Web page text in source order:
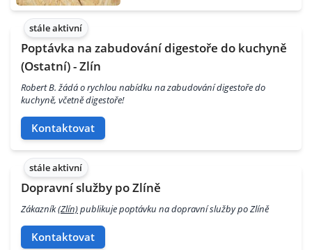
stále aktivní
Poptávka na zabudování digestoře do kuchyně
(Ostatní) - Zlín
Robert B. žádá o rychlou nabídku na zabudování digestoře do
kuchyně, včetně digestoře!
Kontaktovat
stále aktivní
Dopravní služby po Zlíně
Zákazník(Zlín)publikuje poptávku na dopravní služby po Zlíně
Kontaktovat